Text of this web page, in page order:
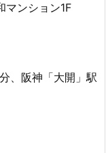
ンション1F
、阪神「大開」駅